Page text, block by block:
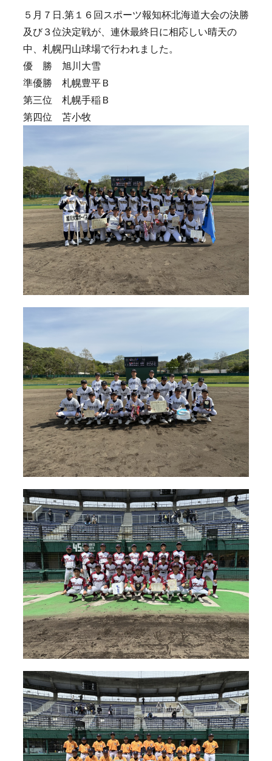
５月７日.第１６回スポーツ報知杯北海道大会の決勝
及び３位決定戦が、連休最終日に相応しい晴天の
中、札幌円山球場で行われました。
優 勝 旭川大雪
準優勝 札幌豊平Ｂ
第三位 札幌手稲Ｂ
第四位 苫小牧